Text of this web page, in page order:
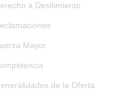
a Desitimiento
Mayor
de la Oferta